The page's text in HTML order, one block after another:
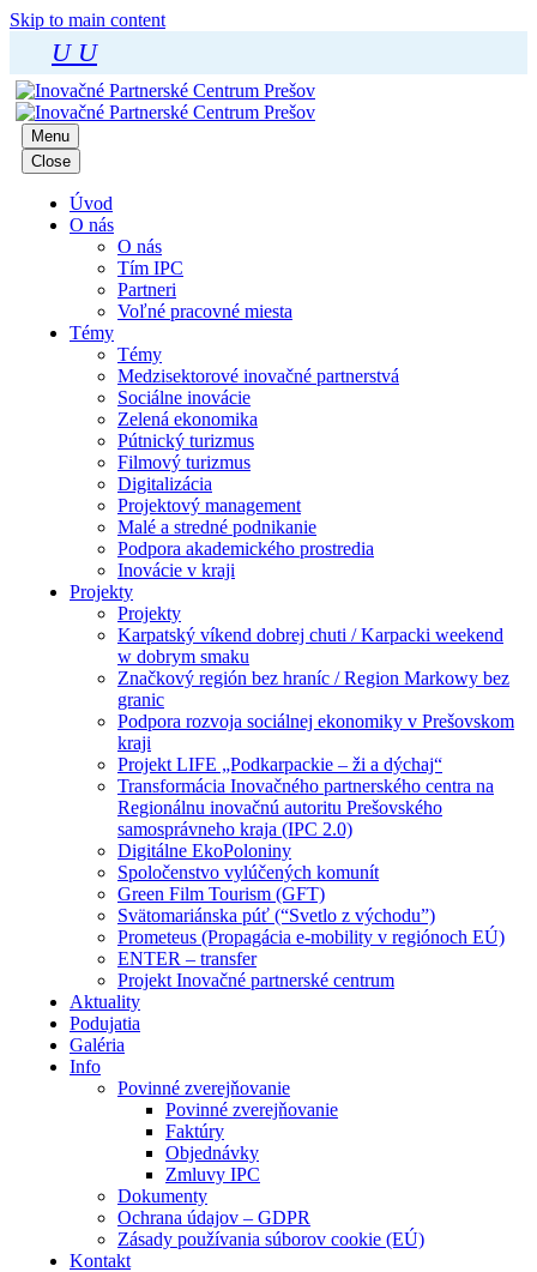
Skip to main content
U U
Menu
Close
Úvod
O nás
O nás
Tím IPC
Partneri
Voľné pracovné miesta
Témy
Témy
Medzisektorové inovačné partnerstvá
Sociálne inovácie
Zelená ekonomika
Pútnický turizmus
Filmový turizmus
Digitalizácia
Projektový management
Malé a stredné podnikanie
Podpora akademického prostredia
Inovácie v kraji
Projekty
Projekty
Karpatský víkend dobrej chuti / Karpacki weekend
w dobrym smaku
Značkový región bez hraníc / Region Markowy bez
granic
Podpora rozvoja sociálnej ekonomiky v Prešovskom
kraji
Projekt LIFE „Podkarpackie – ži a dýchaj“
Transformácia Inovačného partnerského centra na
Regionálnu inovačnú autoritu Prešovského
samosprávneho kraja (IPC 2.0)
Digitálne EkoPoloniny
Spoločenstvo vylúčených komunít
Green Film Tourism (GFT)
Svätomariánska púť (“Svetlo z východu”)
Prometeus (Propagácia e-mobility v regiónoch EÚ)
ENTER – transfer
Projekt Inovačné partnerské centrum
Aktuality
Podujatia
Galéria
Info
Povinné zverejňovanie
Povinné zverejňovanie
Faktúry
Objednávky
Zmluvy IPC
Dokumenty
Ochrana údajov – GDPR
Zásady používania súborov cookie (EÚ)
Kontakt